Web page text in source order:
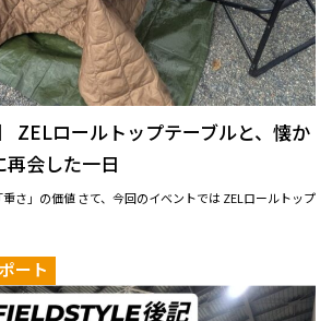
ZELロールトップテーブルと、懐か
再会した一日
さ」の価値 さて、今回のイベントでは ZELロールトップ
ート